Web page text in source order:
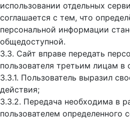
использовании отдельных
соглашается с тем, что
персональной информации
общедоступной.
3.3. Сайт вправе передать
пользователя третьим лицам в
3.3.1. Пользователь выразил
действия;
3.3.2. Передача необходима в
пользователем определенного